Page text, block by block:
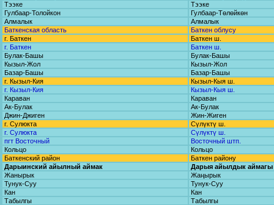
Тээке
Тээке
Гулбаар-Толойкон
Гулбаар-Төлөйкөн
Алмалык
Алмалык
Баткенская область
Баткен облусу
г. Баткен
Баткен ш.
г. Баткен
Баткен ш.
Булак-Башы
Булак-Башы
Кызыл-Жол
Кызыл-Жол
Базар-Башы
Базар-Башы
г. Кызыл-Кия
Кызыл-Кыя ш.
г. Кызыл-Кия
Кызыл-Кыя ш.
Караван
Караван
Ак-Булак
Ак-Булак
Джин-Джиген
Жин-Жиген
г. Сулюкта
Сүлүктү ш.
г. Сулюкта
Сүлүктү ш.
пгт Восточный
Восточный штп.
Кольцо
Кольцо
Баткенский район
Баткен району
Дарыинский айылный аймак
Дарыя айылдык аймагы
Жанырык
Жаңырык
Тунук-Суу
Тунук-Суу
Кан
Кан
Табылгы
Табылгы